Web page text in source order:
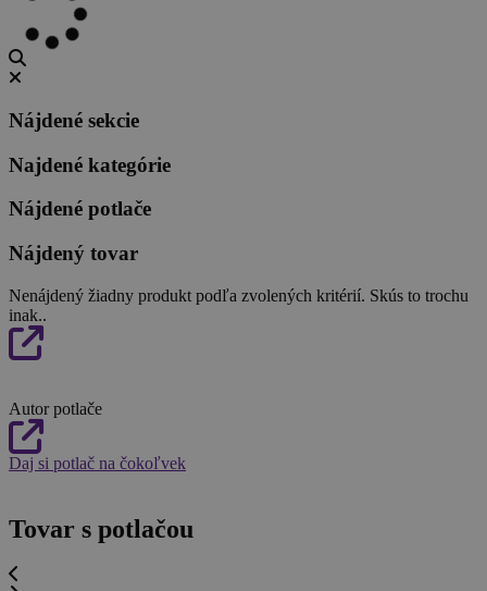
Nájdené sekcie
Najdené kategórie
Nájdené potlače
Nájdený tovar
Nenájdený žiadny produkt podľa zvolených kritérií. Skús to trochu
inak..
Autor potlače
Daj si potlač na čokoľvek
Tovar s potlačou